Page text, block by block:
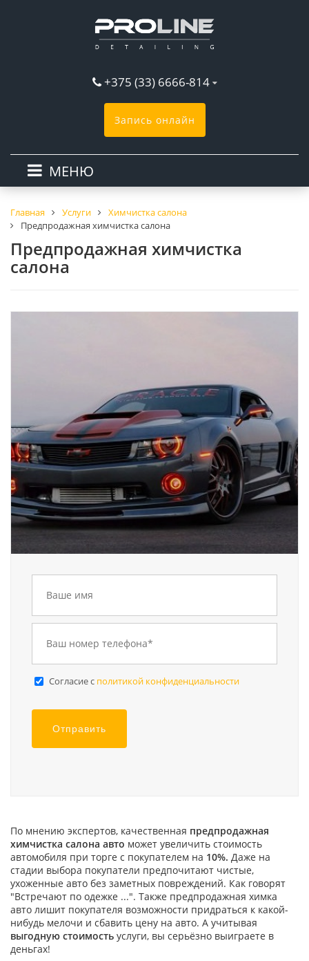
+375 (33) 6666-814
Запись онлайн
МЕНЮ
Главная Услуги
Химчистка салона
Предпродажная химчистка салона
Предпродажная химчистка
салона
Cогласие с политикой конфиденциальности
Отправить
По мнению экспертов, качественная предпродажная
химчистка салона авто может увеличить стоимость
автомобиля при торге с покупателем на 10%. Даже на
стадии выбора покупатели предпочитают чистые,
ухоженные авто без заметных повреждений. Как говорят
"Встречают по одежке ...". Также предпродажная химка
авто лишит покупателя возможности придраться к какой-
нибудь мелочи и сбавить цену на авто. А учитывая
выгодную стоимость услуги, вы серьёзно выиграете в
деньгах!